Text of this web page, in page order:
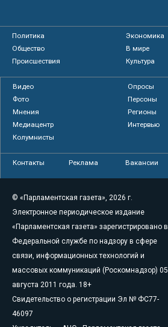
Политика
Экономика
Общество
В мире
Происшествия
Культура
Видео
Опросы
Фото
Персоны
Мнения
Регионы
Медиацентр
Интервью
Колумнисты
Контакты Реклама Вакансии
© «Парламентская газета», 2026 г.
Электронное периодическое издание
«Парламентская газета» зарегистрировано в
Федеральной службе по надзору в сфере
связи, информационных технологий и
массовых коммуникаций (Роскомнадзор) 05
августа 2011 года. 18+
Свидетельство о регистрации Эл № ФС77-
46097